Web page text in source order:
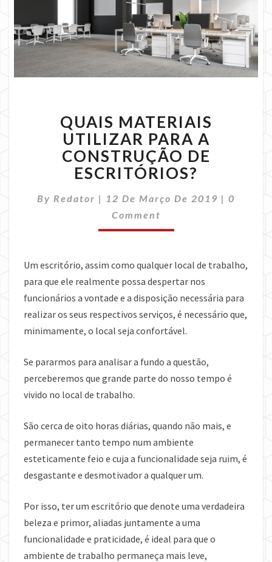
MATERIAIS
UTILIZAR
PARA
A
CONSTRUÇÃO
ESCRITÓRIOS?
QUAIS MATERIAIS
UTILIZAR PARA A
CONSTRUÇÃO DE
ESCRITÓRIOS?
By Redator | 12 De Março De 2019 | 0
Comment
Um escritório, assim como qualquer local de trabalho,
para que ele realmente possa despertar nos
funcionários a vontade e a disposição necessária para
realizar os seus respectivos serviços, é necessário que,
minimamente, o local seja confortável.
Se pararmos para analisar a fundo a questão,
perceberemos que grande parte do nosso tempo é
vivido no local de trabalho.
São cerca de oito horas diárias, quando não mais, e
permanecer tanto tempo num ambiente
esteticamente feio e cuja a funcionalidade seja ruim, é
desgastante e desmotivador a qualquer um.
Por isso, ter um escritório que denote uma verdadeira
beleza e primor, aliadas juntamente a uma
funcionalidade e praticidade, é ideal para que o
ambiente de trabalho permaneça mais leve,